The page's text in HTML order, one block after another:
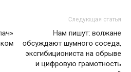
Следующая статья
Нам пишут: волжане
обсуждают шумного соседа,
эксгибициониста на обрыве
и цифровую грамотность